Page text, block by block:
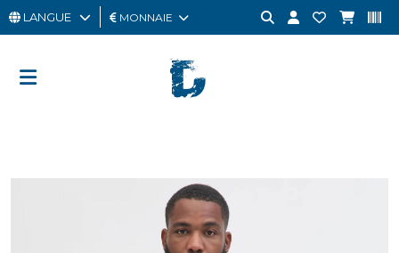
HOMME
LANGUE MONNAIE